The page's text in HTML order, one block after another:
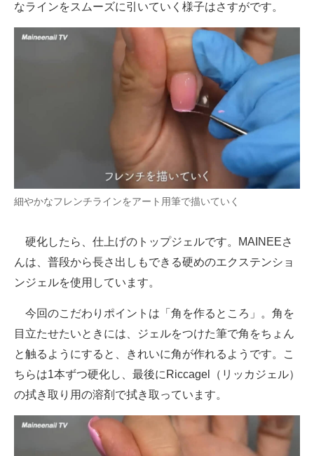
なラインをスムーズに引いていく様子はさすがです。
細やかなフレンチラインをアート用筆で描いていく
硬化したら、仕上げのトップジェルです。MAINEEさ
んは、普段から長さ出しもできる硬めのエクステンショ
ンジェルを使用しています。
今回のこだわりポイントは「角を作るところ」。角を
目立たせたいときには、ジェルをつけた筆で角をちょん
と触るようにすると、きれいに角が作れるようです。こ
ちらは1本ずつ硬化し、最後にRiccagel（リッカジェル）
の拭き取り用の溶剤で拭き取っています。